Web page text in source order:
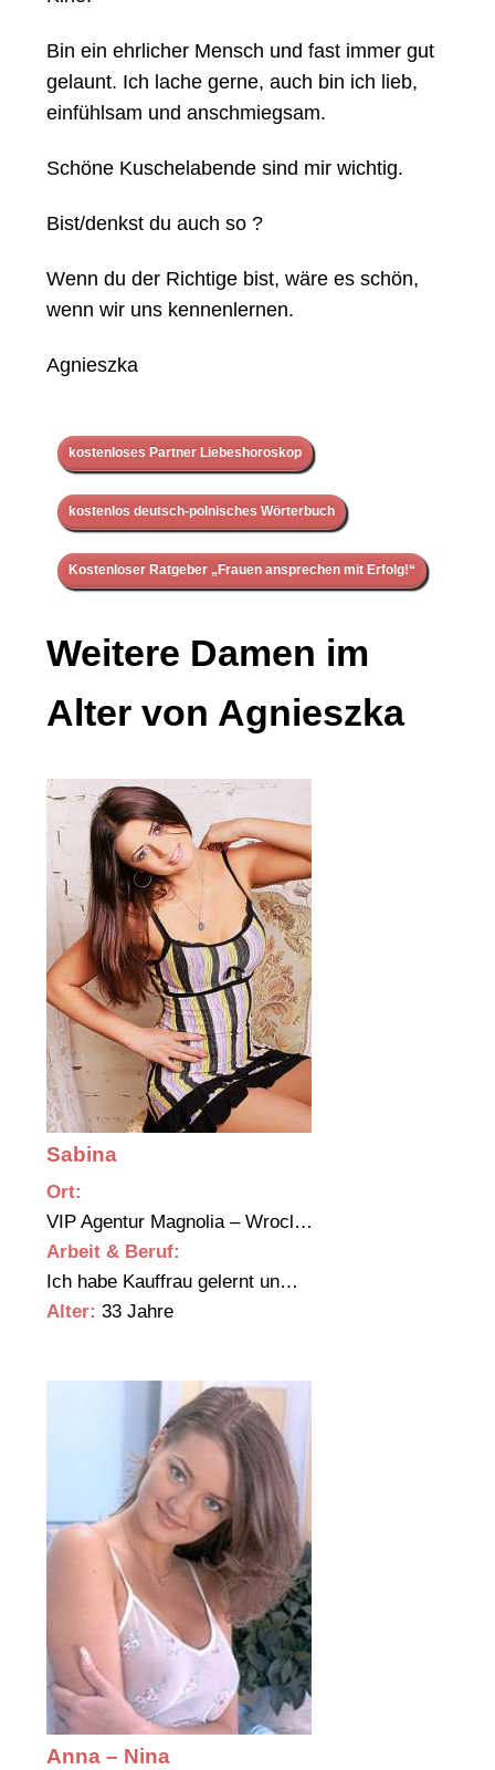
Bin ein ehrlicher Mensch und fast immer gut
gelaunt. Ich lache gerne, auch bin ich lieb,
einfühlsam und anschmiegsam.
Schöne Kuschelabende sind mir wichtig.
Bist/denkst du auch so ?
Wenn du der Richtige bist, wäre es schön,
wenn wir uns kennenlernen.
Agnieszka
kostenloses Partner Liebeshoroskop
kostenlos deutsch-polnisches Wörterbuch
Kostenloser Ratgeber „Frauen ansprechen mit Erfolg!“
Weitere Damen im
Alter von Agnieszka
Sabina
Ort:
VIP Agentur Magnolia – Wrocl…
Arbeit & Beruf:
Ich habe Kauffrau gelernt un…
Alter: 33 Jahre
Anna – Nina